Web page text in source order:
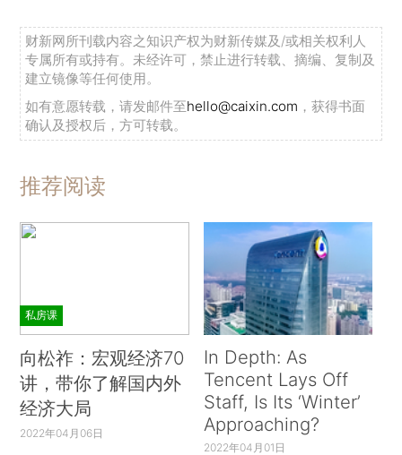
财新网所刊载内容之知识产权为财新传媒及/或相关权利人
专属所有或持有。未经许可，禁止进行转载、摘编、复制及
建立镜像等任何使用。
如有意愿转载，请发邮件至hello@caixin.com ，获得书面
确认及授权后，方可转载。
推荐阅读
私房课
向松祚：宏观经济70
讲，带你了解国内外
经济大局
2022年04月06日
In Depth: As
Tencent Lays Off
Staff, Is Its ‘Winter’
Approaching?
2022年04月01日